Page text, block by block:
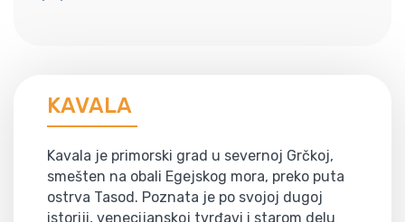
KAVALA
Kavala je primorski grad u severnoj Grčkoj,
smešten na obali Egejskog mora, preko puta
ostrva Tasod. Poznata je po svojoj dugoj
istoriji, venecijanskoj tvrđavi i starom delu